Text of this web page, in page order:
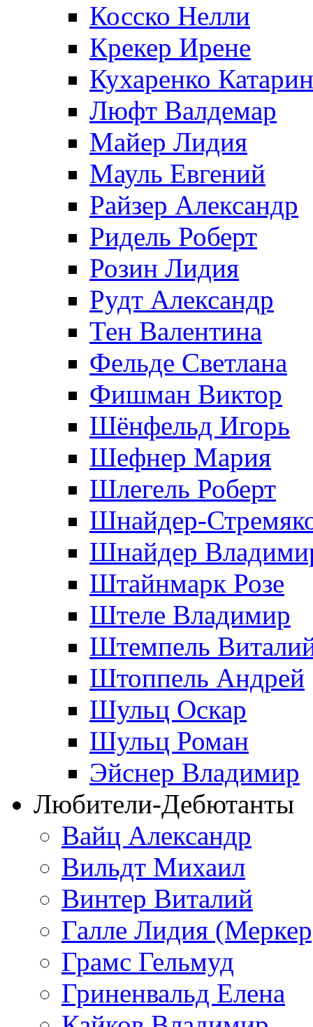
Косско Нелли
Крекер Ирене
Кухаренко
Люфт Валдемaр
Майер Лидия
Мауль Евгений
Райзер Александр
Ридель Роберт
Розин Лидия
Рудт Александр
Тен Валентина
Фельде Светлана
Фишман Виктор
Шёнфельд Игорь
Шефнер Мария
Шлегель Роберт
Шнайдер-
Шнайдер
Штайнмарк Розe
Штеле Владимир
Штемпель
Штоппель Андрей
Шульц Оскар
Шульц Роман
Эйснер Владимир
Любители-Дебютанты
Вайц Александр
Вильдт Михаил
Винтер Виталий
Галле Лидия
Грамс Гельмуд
Гриненвальд Елена